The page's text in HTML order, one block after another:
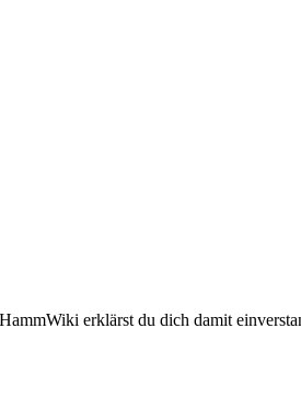
erklärst du dich damit